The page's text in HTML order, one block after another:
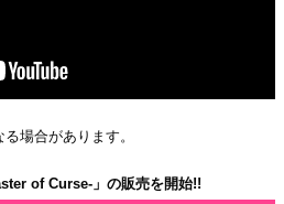
場合があります。
of Curse-」の販売を開始!!